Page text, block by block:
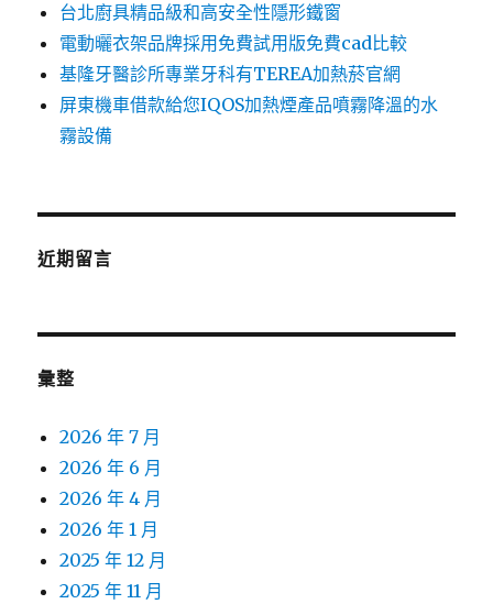
台北廚具精品級和高安全性隱形鐵窗
電動曬衣架品牌採用免費試用版免費cad比較
基隆牙醫診所專業牙科有TEREA加熱菸官網
屏東機車借款給您IQOS加熱煙產品噴霧降溫的水
霧設備
近期留言
彙整
2026 年 7 月
2026 年 6 月
2026 年 4 月
2026 年 1 月
2025 年 12 月
2025 年 11 月